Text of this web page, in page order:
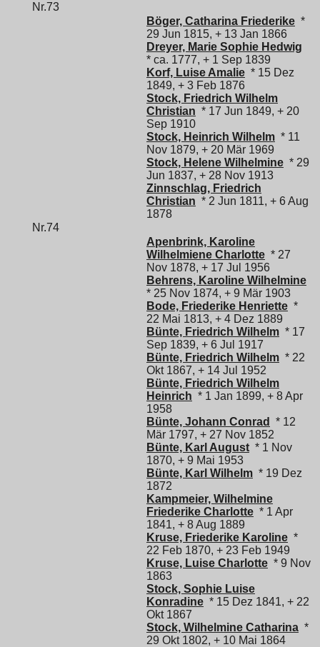
Nr.73
Böger, Catharina Friederike *
29 Jun 1815, + 13 Jan 1866
Dreyer, Marie Sophie Hedwig
* ca. 1777, + 1 Sep 1839
Korf, Luise Amalie * 15 Dez
1849, + 3 Feb 1876
Stock, Friedrich Wilhelm
Christian * 17 Jun 1849, + 20
Sep 1910
Stock, Heinrich Wilhelm * 11
Nov 1879, + 20 Mär 1969
Stock, Helene Wilhelmine * 29
Jun 1837, + 28 Nov 1913
Zinnschlag, Friedrich
Christian * 2 Jun 1811, + 6 Aug
1878
Nr.74
Apenbrink, Karoline
Wilhelmiene Charlotte * 27
Nov 1878, + 17 Jul 1956
Behrens, Karoline Wilhelmine
* 25 Nov 1874, + 9 Mär 1903
Bode, Friederike Henriette *
22 Mai 1813, + 4 Dez 1889
Bünte, Friedrich Wilhelm * 17
Sep 1839, + 6 Jul 1917
Bünte, Friedrich Wilhelm * 22
Okt 1867, + 14 Jul 1952
Bünte, Friedrich Wilhelm
Heinrich * 1 Jan 1899, + 8 Apr
1958
Bünte, Johann Conrad
* 12
Mär 1797, + 27 Nov 1852
Bünte, Karl August * 1 Nov
1870, + 9 Mai 1953
Bünte, Karl Wilhelm * 19 Dez
1872
Kampmeier, Wilhelmine
Friederike Charlotte * 1 Apr
1841, + 8 Aug 1889
Kruse, Friederike Karoline *
22 Feb 1870, + 23 Feb 1949
Kruse, Luise Charlotte * 9 Nov
1863
Stock, Sophie Luise
Konradine * 15 Dez 1841, + 22
Okt 1867
Stock, Wilhelmine Catharina *
29 Okt 1802, + 10 Mai 1864